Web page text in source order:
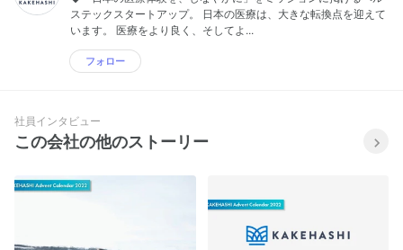
ステックスタートアップ。 ⽇本の医療は、⼤きな転換点を迎えて
います。 医療をより良く、そしてよ...
フォロー
社員インタビュー
この会社の他のストーリー